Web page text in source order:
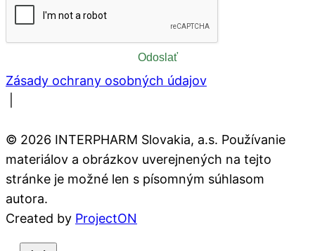
Odoslať
Zásady ochrany osobných údajov
© 2026 INTERPHARM Slovakia, a.s. Používanie
materiálov a obrázkov uverejnených na tejto
stránke je možné len s písomným súhlasom
autora.
Created by ProjectON